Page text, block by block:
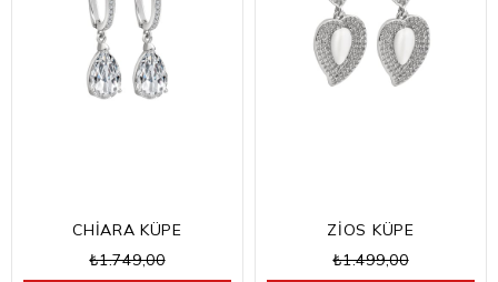
CHİARA KÜPE
₺1.749,00
ZİOS KÜPE
₺1.499,00